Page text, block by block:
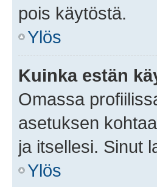
pois käytöstä.
Ylös
Kuinka estän
Omassa
asetuksen
ja itsellesi. Sinut
Ylös